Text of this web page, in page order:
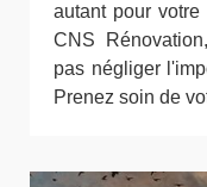
autant pour
CNS
pas négliger
Prenez soin de